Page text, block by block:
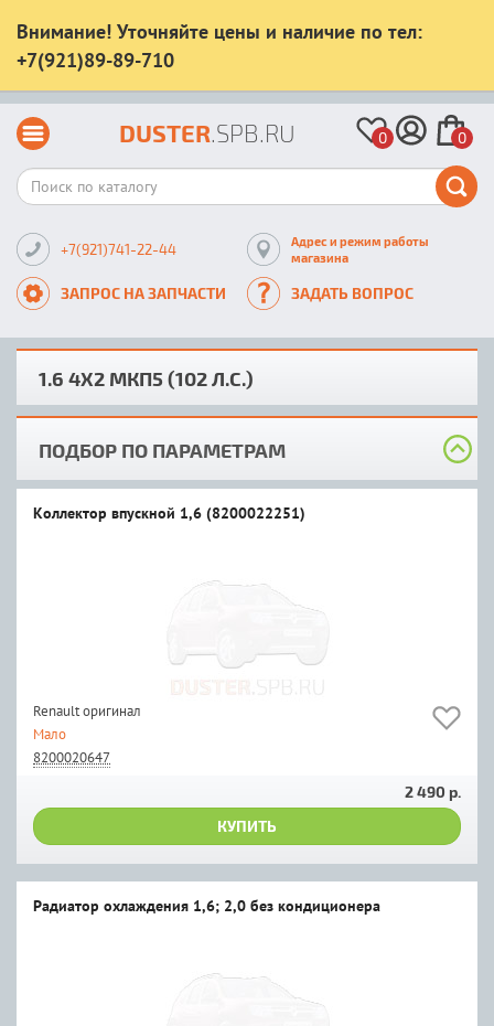
Внимание! Уточняйте цены и наличие по тел:
+7(921)89-89-710
DUSTER.SPB.RU 0 0
+7(921)741-22-44
Адрес и режим работы
магазина
ЗАПРОС НА ЗАПЧАСТИ ЗАДАТЬ ВОПРОС
1.6 4X2 MКП5 (102 Л.С.)
ПОДБОР ПО ПАРАМЕТРАМ
Коллектор впускной 1,6 (8200022251)
Renault оригинал
Мало
8200020647
2 490 р.
КУПИТЬ
Радиатор охлаждения 1,6; 2,0 без кондиционера